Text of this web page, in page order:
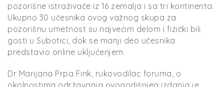
pozorišne istraživače iz 16 zemalja i sa tri kontinenta.
Ukupno 30 učesnika ovog važnog skupa za
pozorišnu umetnost su najvećim delom i fizički bili
gosti u Subotici, dok se manji deo učesnika
predstavio online uključenjem.
Dr Marijana Prpa Fink, rukovodilac foruma, o
okolnostima održavanja ovogodišnjeg izdanja je